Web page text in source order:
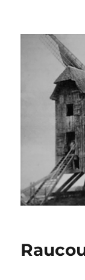
Moulins